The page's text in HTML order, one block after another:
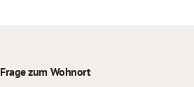
Frage zum Wohnort